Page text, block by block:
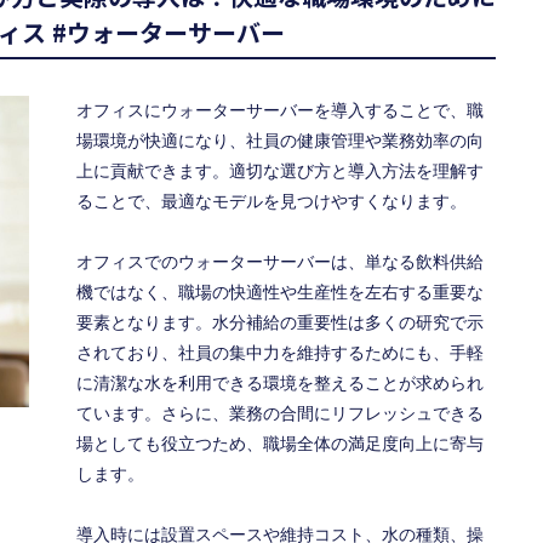
ス #ウォーターサーバー
オフィスにウォーターサーバーを導入することで、職
場環境が快適になり、社員の健康管理や業務効率の向
上に貢献できます。適切な選び方と導入方法を理解す
ることで、最適なモデルを見つけやすくなります。
オフィスでのウォーターサーバーは、単なる飲料供給
機ではなく、職場の快適性や生産性を左右する重要な
要素となります。水分補給の重要性は多くの研究で示
されており、社員の集中力を維持するためにも、手軽
に清潔な水を利用できる環境を整えることが求められ
ています。さらに、業務の合間にリフレッシュできる
場としても役立つため、職場全体の満足度向上に寄与
します。
導入時には設置スペースや維持コスト、水の種類、操